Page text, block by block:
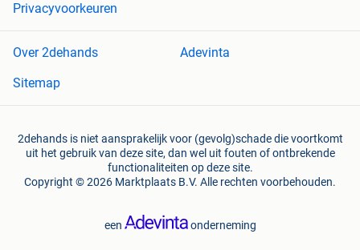
Privacyvoorkeuren
Over 2dehands
Adevinta
Sitemap
2dehands is niet aansprakelijk voor (gevolg)schade die voortkomt
uit het gebruik van deze site, dan wel uit fouten of ontbrekende
functionaliteiten op deze site.
Copyright © 2026 Marktplaats B.V. Alle rechten voorbehouden.
een onderneming